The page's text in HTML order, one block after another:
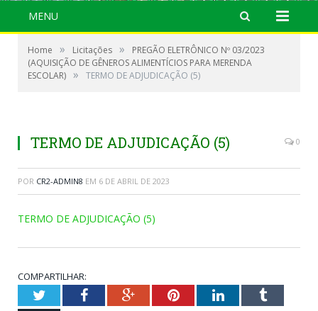
MENU
Home » Licitações »
PREGÃO ELETRÔNICO Nº 03/2023
(AQUISIÇÃO DE GÊNEROS ALIMENTÍCIOS PARA MERENDA
ESCOLAR) » TERMO DE ADJUDICAÇÃO (5)
TERMO DE ADJUDICAÇÃO (5) 0
POR CR2-ADMIN8 EM 6 DE ABRIL DE 2023
TERMO DE ADJUDICAÇÃO (5)
COMPARTILHAR:
TwitterFacebookGoogle+PinterestLinkedInTumblr